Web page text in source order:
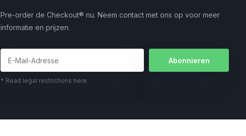
Pre-order de Checkout® nu. Neem contact met ons op voor meer
informatie en prijzen.
Abonnieren
* Read legal restrictions here